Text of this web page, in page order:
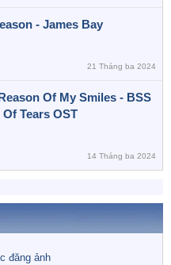
- James Bay
21 Tháng ba 2024
Of My Smiles - BSS
Tears OST
14 Tháng ba 2024
đăng ảnh